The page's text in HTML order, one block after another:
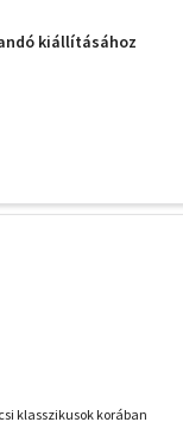
kiállításához
klasszikusok korában